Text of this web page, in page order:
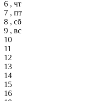
6 , чт
7 , пт
8 , сб
9 , вс
10
11
12
13
14
15
16